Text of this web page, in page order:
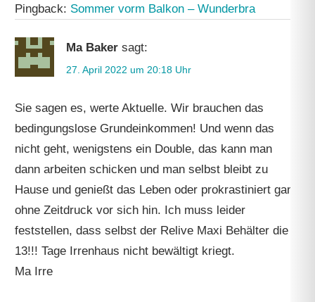
Pingback: Sommer vorm Balkon – Wunderbra
Ma Baker sagt:
27. April 2022 um 20:18 Uhr
Sie sagen es, werte Aktuelle. Wir brauchen das
bedingungslose Grundeinkommen! Und wenn das
nicht geht, wenigstens ein Double, das kann man
dann arbeiten schicken und man selbst bleibt zu
Hause und genießt das Leben oder prokrastiniert ganz
ohne Zeitdruck vor sich hin. Ich muss leider
feststellen, dass selbst der Relive Maxi Behälter die
13!!! Tage Irrenhaus nicht bewältigt kriegt.
Ma Irre